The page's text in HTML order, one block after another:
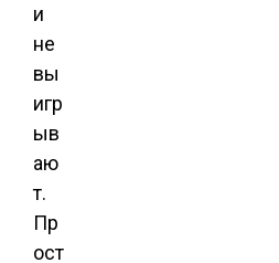
и
не
вы
игр
ыв
аю
т.
Пр
ост